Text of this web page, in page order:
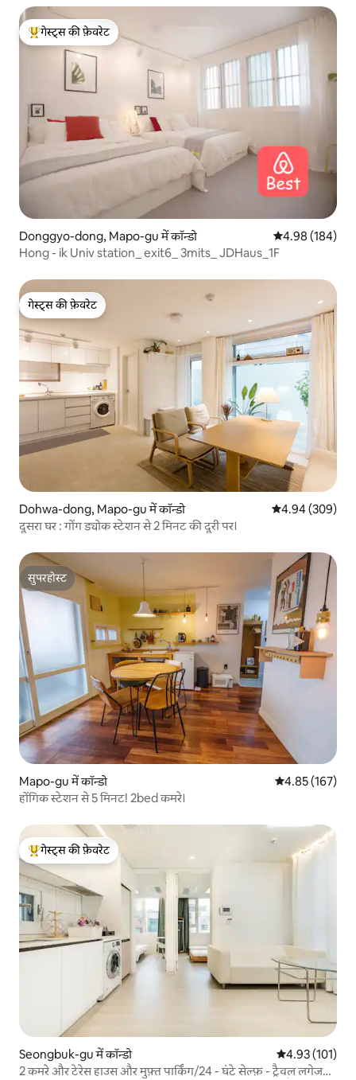
गेस्ट्स का टॉप फ़ेवरेट
गेस्ट्स की फ़ेवरेट
Donggyo-dong, Mapo-gu में कॉन्डो औसत रेटिंग 5 में से
4.98 (184)
Hong - ik Univ station_ exit6_ 3mits_ JDHaus_1F
गेस्ट्स की फ़ेवरेट
गेस्ट्स की फ़ेवरेट
Dohwa-dong, Mapo-gu में कॉन्डो औसत रेटिंग 5 में से
4.94 (309)
दूसरा घर : गोंग ड्योक स्टेशन से 2 मिनट की दूरी पर।
सुपरहोस्ट
सुपरहोस्ट
Mapo-gu में कॉन्डो औसत रेटिंग 5 में से
4.85 (167)
होंगिक स्टेशन से 5 मिनट! 2bed कमरे।
गेस्ट्स का टॉप फ़ेवरेट
गेस्ट्स की फ़ेवरेट
Seongbuk-gu में कॉन्डो औसत रेटिंग 5 में से
4.93 (101)
2 कमरे और टेरेस हाउस और मुफ़्त पार्किंग/24 - घंटे सेल्फ़ - ट्रैवल लगेज